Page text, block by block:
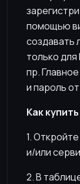
помощью
создавать
только для
пр.
и пароль
Как
1.
и/или
2. В